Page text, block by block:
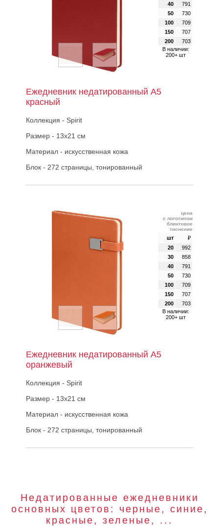
40
791
50
730
100
709
150
707
200
703
В наличии:
200+ шт
Ежедневник недатированный А5
красный
Коллекция - Spirit
Размер - 13х21 см
Материал - искусственная кожа
Блок - 272 страницы, тонированный
цена
с логотипом
блинтовое
тиснение
шт
₽
20
992
30
858
40
791
50
730
100
709
150
707
200
703
В наличии:
200+ шт
Ежедневник недатированный А5
оранжевый
Коллекция - Spirit
Размер - 13х21 см
Материал - искусственная кожа
Блок - 272 страницы, тонированный
Недатированные ежедневники
основных цветов: черные, синие,
красные, зеленые, ...